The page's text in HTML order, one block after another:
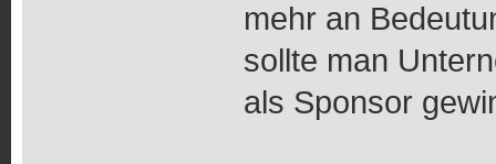
mehr an
sollte man
als Sponsor